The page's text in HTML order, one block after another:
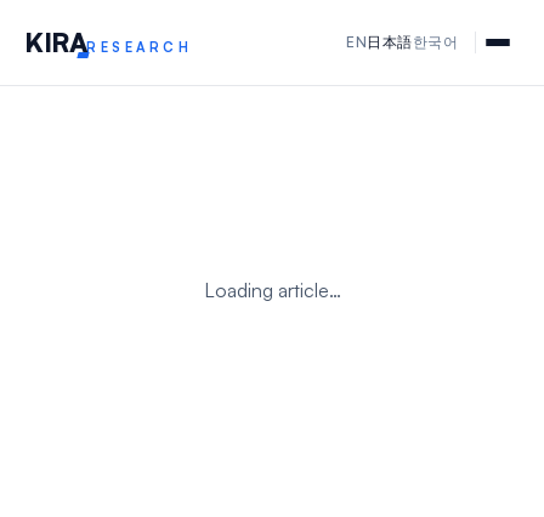
KIRARESEARCH EN 日本語한국어
Loading article…